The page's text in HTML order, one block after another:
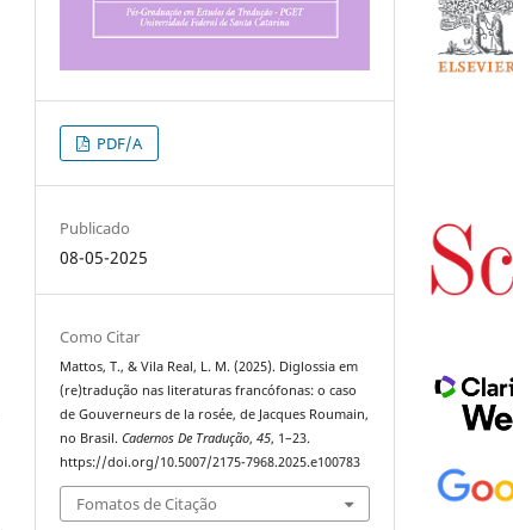
PDF/A
Publicado
08-05-2025
Como Citar
Mattos, T., & Vila Real, L. M. (2025). Diglossia em
(re)tradução nas literaturas francófonas: o caso
de Gouverneurs de la rosée, de Jacques Roumain,
no Brasil.Cadernos De Tradução,45, 1–23.
https://doi.org/10.5007/2175-7968.2025.e100783
Fomatos de Citação